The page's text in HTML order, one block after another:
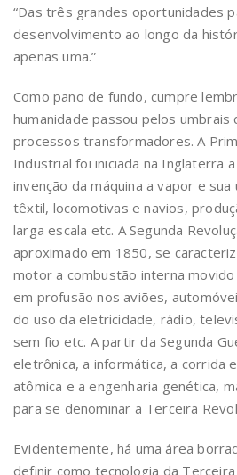
“Das três grandes oportunidades
desenvolvimento ao longo da
apenas uma.”
Como pano de fundo, cumpre
humanidade passou pelos
processos transformadores. A
Industrial foi iniciada na Inglaterra
invenção da máquina a vapor e
têxtil, locomotivas e navios,
larga escala etc. A Segunda
aproximado em 1850, se
motor a combustão interna
em profusão nos aviões,
do uso da eletricidade, rádio,
sem fio etc. A partir da Segunda
eletrônica, a informática, a corrida
atômica e a engenharia genética,
para se denominar a Terceira
Evidentemente, há uma área
definir como tecnologia da